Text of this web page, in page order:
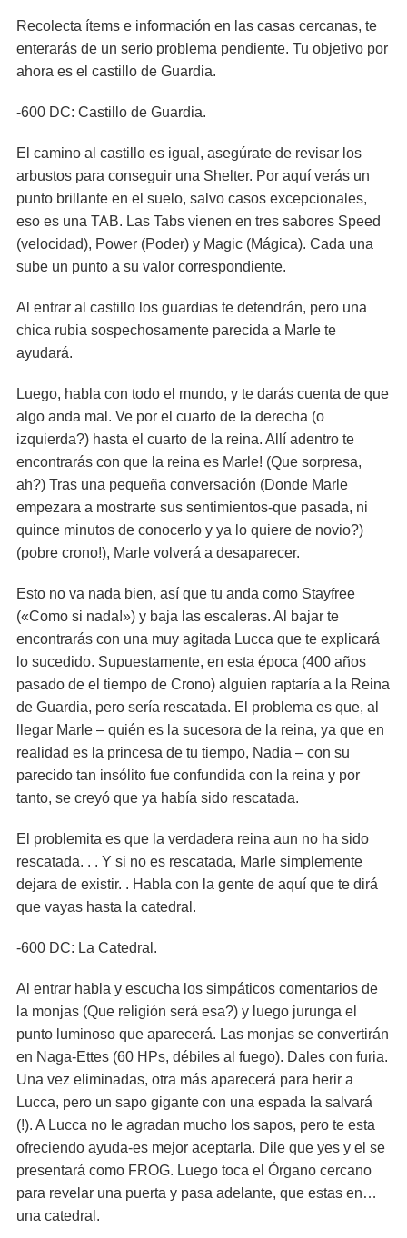
Recolecta ítems e información en las casas cercanas, te
enterarás de un serio problema pendiente. Tu objetivo por
ahora es el castillo de Guardia.
-600 DC: Castillo de Guardia.
El camino al castillo es igual, asegúrate de revisar los
arbustos para conseguir una Shelter. Por aquí verás un
punto brillante en el suelo, salvo casos excepcionales,
eso es una TAB. Las Tabs vienen en tres sabores Speed
(velocidad), Power (Poder) y Magic (Mágica). Cada una
sube un punto a su valor correspondiente.
Al entrar al castillo los guardias te detendrán, pero una
chica rubia sospechosamente parecida a Marle te
ayudará.
Luego, habla con todo el mundo, y te darás cuenta de que
algo anda mal. Ve por el cuarto de la derecha (o
izquierda?) hasta el cuarto de la reina. Allí adentro te
encontrarás con que la reina es Marle! (Que sorpresa,
ah?) Tras una pequeña conversación (Donde Marle
empezara a mostrarte sus sentimientos-que pasada, ni
quince minutos de conocerlo y ya lo quiere de novio?)
(pobre crono!), Marle volverá a desaparecer.
Esto no va nada bien, así que tu anda como Stayfree
(«Como si nada!») y baja las escaleras. Al bajar te
encontrarás con una muy agitada Lucca que te explicará
lo sucedido. Supuestamente, en esta época (400 años
pasado de el tiempo de Crono) alguien raptaría a la Reina
de Guardia, pero sería rescatada. El problema es que, al
llegar Marle – quién es la sucesora de la reina, ya que en
realidad es la princesa de tu tiempo, Nadia – con su
parecido tan insólito fue confundida con la reina y por
tanto, se creyó que ya había sido rescatada.
El problemita es que la verdadera reina aun no ha sido
rescatada. . . Y si no es rescatada, Marle simplemente
dejara de existir. . Habla con la gente de aquí que te dirá
que vayas hasta la catedral.
-600 DC: La Catedral.
Al entrar habla y escucha los simpáticos comentarios de
la monjas (Que religión será esa?) y luego jurunga el
punto luminoso que aparecerá. Las monjas se convertirán
en Naga-Ettes (60 HPs, débiles al fuego). Dales con furia.
Una vez eliminadas, otra más aparecerá para herir a
Lucca, pero un sapo gigante con una espada la salvará
(!). A Lucca no le agradan mucho los sapos, pero te esta
ofreciendo ayuda-es mejor aceptarla. Dile que yes y el se
presentará como FROG. Luego toca el Órgano cercano
para revelar una puerta y pasa adelante, que estas en…
una catedral.